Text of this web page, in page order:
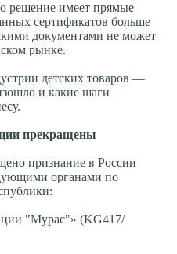
решение имеет прямые
сертификатов больше
документами не может
рынке.
детских товаров —
и какие шаги
прекращены
признание в России
органами по
"Мурас"» (KG417/